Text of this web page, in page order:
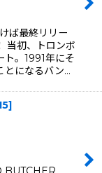
ば最終リリー
当初、トロンボ
ト。1991年にそ
とになるバン…
]